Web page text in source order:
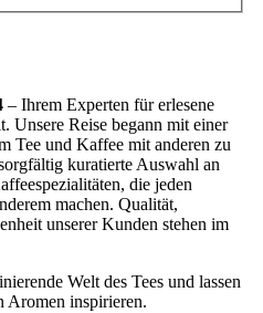
– Ihrem Experten für erlesene
Unsere Reise begann mit einer
Tee und Kaffee mit anderen zu
kuratierte Auswahl an
die jeden
machen. Qualität,
unserer Kunden stehen im
Welt des Tees und lassen
Aromen inspirieren.